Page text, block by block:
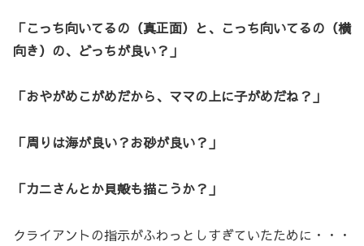
「こっち向いてるの（真正面）と、こっち向いてるの（横
向き）の、どっちが良い？」
「おやがめこがめだから、ママの上に子がめだね？」
「周りは海が良い？お砂が良い？」
「カニさんとか貝殻も描こうか？」
クライアントの指示がふわっとしすぎていたために・・・